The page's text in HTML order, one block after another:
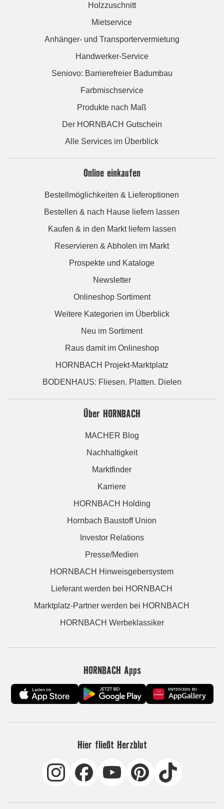
Holzzuschnitt
Mietservice
Anhänger- und Transportervermietung
Handwerker-Service
Seniovo: Barrierefreier Badumbau
Farbmischservice
Produkte nach Maß
Der HORNBACH Gutschein
Alle Services im Überblick
Online einkaufen
Bestellmöglichkeiten & Lieferoptionen
Bestellen & nach Hause liefern lassen
Kaufen & in den Markt liefern lassen
Reservieren & Abholen im Markt
Prospekte und Kataloge
Newsletter
Onlineshop Sortiment
Weitere Kategorien im Überblick
Neu im Sortiment
Raus damit im Onlineshop
HORNBACH Projekt-Marktplatz
BODENHAUS: Fliesen. Platten. Dielen
Über HORNBACH
MACHER Blog
Nachhaltigkeit
Marktfinder
Karriere
HORNBACH Holding
Hornbach Baustoff Union
Investor Relations
Presse/Medien
HORNBACH Hinweisgebersystem
Lieferant werden bei HORNBACH
Marktplatz-Partner werden bei HORNBACH
HORNBACH Werbeklassiker
HORNBACH Apps
Hier fließt Herzblut